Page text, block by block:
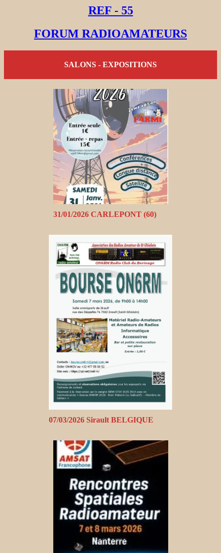
REF - 55
FORUM RADIOAMATEURS
SALONS - EXPOSITIONS
31/01/2026 CARLEPONT (60)
07/03/2026 Sirault BELGIQUE